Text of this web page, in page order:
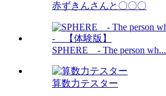
赤ずきんさんと〇〇〇
SPHERE - The person wh...
算数力テスター